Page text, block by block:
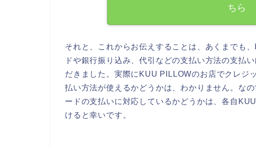
ちら
それと、これからお伝えすることは、あくまでも
ドや銀行振り込み、代引などの支払い方法の支払
だきました。実際にKUU PILLOWのお店でクレジ
払い方法が使えるかどうかは、わかりません。な
ードの支払いに対応しているかどうかは、各自
けると幸いです。